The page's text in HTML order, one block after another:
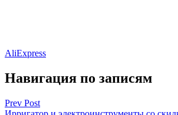
AliExpress
Навигация по записям
Prev Post